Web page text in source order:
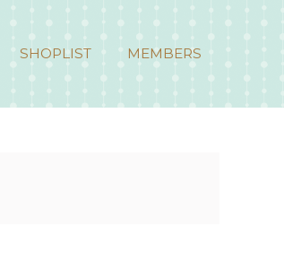
SHOPLIST MEMBERS